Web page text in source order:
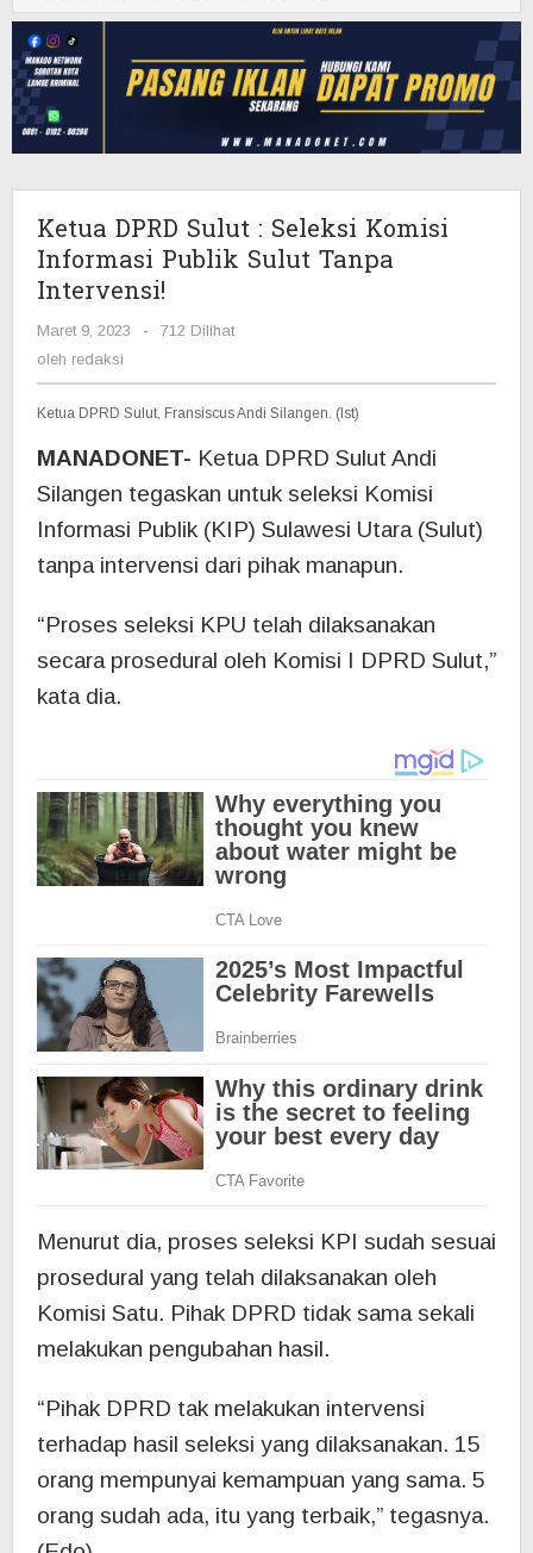
DPRD
:
Seleksi
Komisi
Informasi
Sulut
Intervensi!
Ketua DPRD Sulut : Seleksi Komisi
Informasi Publik Sulut Tanpa
Intervensi!
Maret 9, 2023
oleh
-
712 Dilihat
oleh redaksi
Ketua DPRD Sulut, Fransiscus Andi Silangen. (Ist)
MANADONET- Ketua DPRD Sulut Andi
Silangen tegaskan untuk seleksi Komisi
Informasi Publik (KIP) Sulawesi Utara (Sulut)
tanpa intervensi dari pihak manapun.
“Proses seleksi KPU telah dilaksanakan
secara prosedural oleh Komisi I DPRD Sulut,”
kata dia.
Menurut dia, proses seleksi KPI sudah sesuai
prosedural yang telah dilaksanakan oleh
Komisi Satu. Pihak DPRD tidak sama sekali
melakukan pengubahan hasil.
“Pihak DPRD tak melakukan intervensi
terhadap hasil seleksi yang dilaksanakan. 15
orang mempunyai kemampuan yang sama. 5
orang sudah ada, itu yang terbaik,” tegasnya.